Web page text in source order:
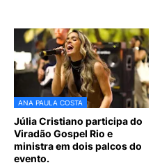
ANA PAULA COSTA
Júlia Cristiano participa do
Viradão Gospel Rio e
ministra em dois palcos do
evento.